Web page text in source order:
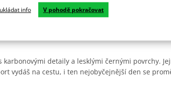
detaily a lesklými černými povrchy.
vydáš na cestu, i ten nejobyčejnější den se
info V pohodě pokračovat